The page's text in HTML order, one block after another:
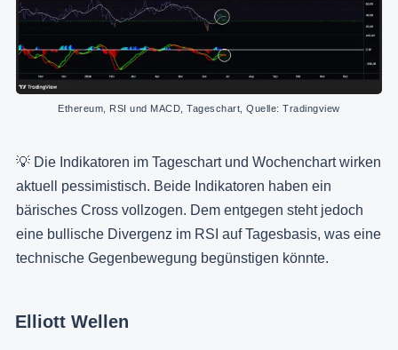
Ethereum, RSI und MACD, Tageschart, Quelle: Tradingview
💡 Die Indikatoren im Tageschart und Wochenchart wirken
aktuell pessimistisch. Beide Indikatoren haben ein
bärisches Cross vollzogen. Dem entgegen steht jedoch
eine bullische Divergenz im RSI auf Tagesbasis, was eine
technische Gegenbewegung begünstigen könnte.
Elliott Wellen